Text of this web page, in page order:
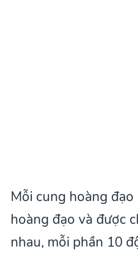
Mỗi cung hoàng
hoàng đạo và được
nhau, mỗi phần 10